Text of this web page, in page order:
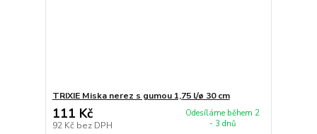
TRIXIE Miska nerez s gumou 1,75 l/ø 30 cm
111 Kč
92 Kč bez DPH
Odesíláme během 2
- 3 dnů